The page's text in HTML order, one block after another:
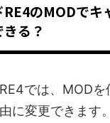
のMODでキ
る？
では、MODを
に変更できます。